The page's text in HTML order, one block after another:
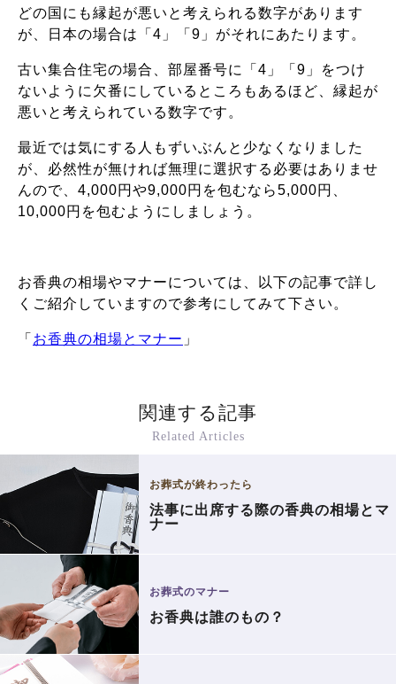
どの国にも縁起が悪いと考えられる数字があります
が、日本の場合は「4」「9」がそれにあたります。
古い集合住宅の場合、部屋番号に「4」「9」をつけ
ないように欠番にしているところもあるほど、縁起が
悪いと考えられている数字です。
最近では気にする人もずいぶんと少なくなりました
が、必然性が無ければ無理に選択する必要はありませ
んので、4,000円や9,000円を包むなら5,000円、
10,000円を包むようにしましょう。
お香典の相場やマナーについては、以下の記事で詳し
くご紹介していますので参考にしてみて下さい。
「 お香典の相場とマナー 」
関連する記事
Related Articles
お葬式が終わったら
法事に出席する際の香典の相場とマ
ナー
お葬式のマナー
お香典は誰のもの？